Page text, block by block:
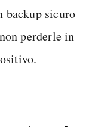
backup sicuro
perderle in